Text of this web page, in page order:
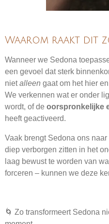
Waarom raakt dit
Wanneer we Sedona
een gevoel dat sterk
nietalleen gaat om het hier
We verkennen wat er onder
wordt, of de oorspronkelijke
heeft geactiveerd.
Vaak brengt Sedona ons
diep verborgen zitten in het
laag bewust te worden van
forceren – kunnen we deze
🌀 Zo transformeert Sedona